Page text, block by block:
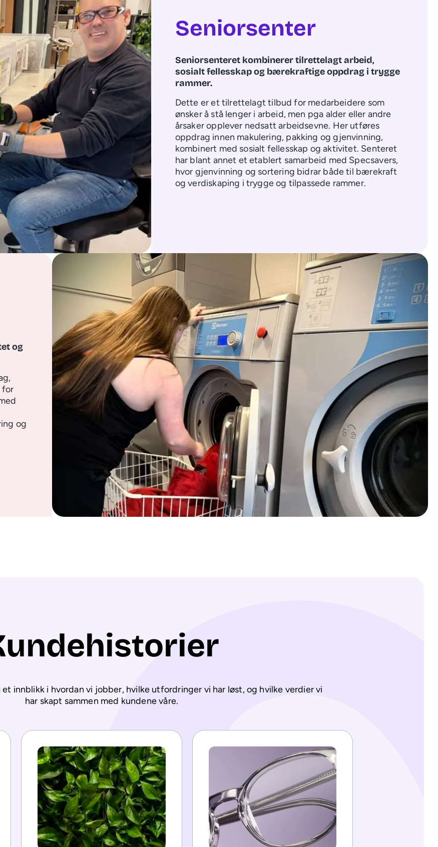
Seniorsenter
Seniorsenteret kombinerer tilrettelagt arbeid,
sosialt fellesskap og bærekraftige oppdrag i trygge
rammer.
Dette er et tilrettelagt tilbud for medarbeidere som
ønsker å stå lenger i arbeid, men pga alder eller andre
årsaker opplever nedsatt arbeidsevne. Her utføres
oppdrag innen makulering, pakking og gjenvinning,
kombinert med sosialt fellesskap og aktivitet. Senteret
har blant annet et etablert samarbeid med Specsavers,
hvor gjenvinning og sortering bidrar både til bærekraft
og verdiskaping i trygge og tilpassede rammer.
og
for
og
innblikk i hvordan vi jobber, hvilke utfordringer vi har løst, og hvilke verdier vi
har skapt sammen med kundene våre.